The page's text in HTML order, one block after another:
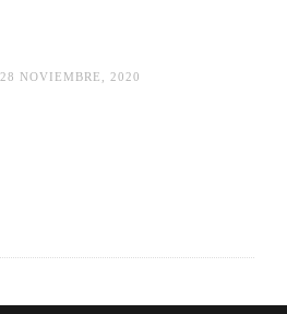
28 NOVIEMBRE, 2020